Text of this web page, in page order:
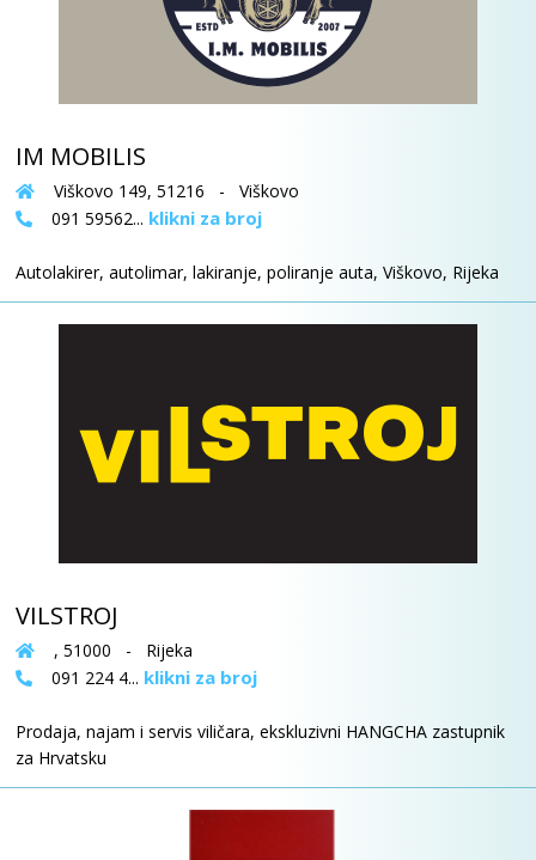
IM MOBILIS
Viškovo 149, 51216 - Viškovo
091 59562... klikni za broj
Autolakirer, autolimar, lakiranje, poliranje auta, Viškovo, Rijeka
VILSTROJ
, 51000 - Rijeka
091 224 4... klikni za broj
Prodaja, najam i servis viličara, ekskluzivni HANGCHA zastupnik
za Hrvatsku